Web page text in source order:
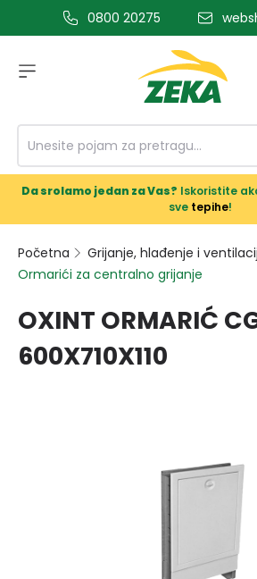
glavni sadržaj0800 20275
Da srolamo jedan za Vas? Iskoristite
sve tepihe!
Početna
Grijanje, hlađenje i
Ormarići za centralno grijanje
OXINT ORMARIĆ
600X710X110